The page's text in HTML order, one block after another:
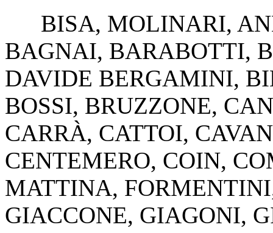
BISA, MOLINARI,
BAGNAI, BARABOTTI,
DAVIDE BERGAMINI,
BOSSI, BRUZZONE,
CARRÀ, CATTOI,
CENTEMERO, COIN,
MATTINA, FORMENTINI
GIACCONE, GIAGONI,